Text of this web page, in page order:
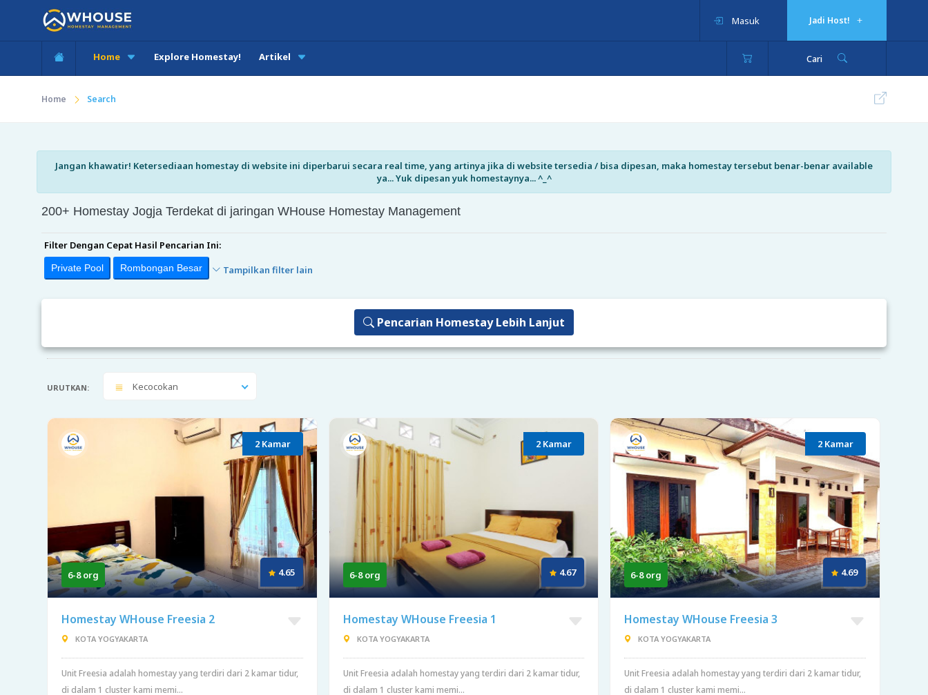
Jadi Host!
Masuk
Cari
Home Explore Homestay! Artikel
Home Search
Jangan khawatir! Ketersediaan homestay di website ini diperbarui secara real time, yang artinya jika di website tersedia / bisa dipesan, maka homestay tersebut benar-benar available
ya... Yuk dipesan yuk homestaynya... ^_^
200+ Homestay Jogja Terdekat di jaringan WHouse Homestay Management
Filter Dengan Cepat Hasil Pencarian Ini:
Private Pool Rombongan Besar Tampilkan filter lain
Pencarian Homestay Lebih Lanjut
URUTKAN: Kecocokan
2 Kamar
6-8 org 4.65
Homestay WHouse Freesia 2
KOTA YOGYAKARTA
Unit Freesia adalah homestay yang terdiri dari 2 kamar tidur,
di dalam 1 cluster kami memi...
2 Kamar
6-8 org 4.67
Homestay WHouse Freesia 1
KOTA YOGYAKARTA
Unit Freesia adalah homestay yang terdiri dari 2 kamar tidur,
di dalam 1 cluster kami memi...
2 Kamar
6-8 org 4.69
Homestay WHouse Freesia 3
KOTA YOGYAKARTA
Unit Freesia adalah homestay yang terdiri dari 2 kamar tidur,
di dalam 1 cluster kami memi...